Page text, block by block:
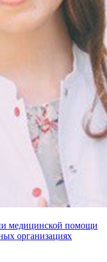
медицинской помощи
организациях